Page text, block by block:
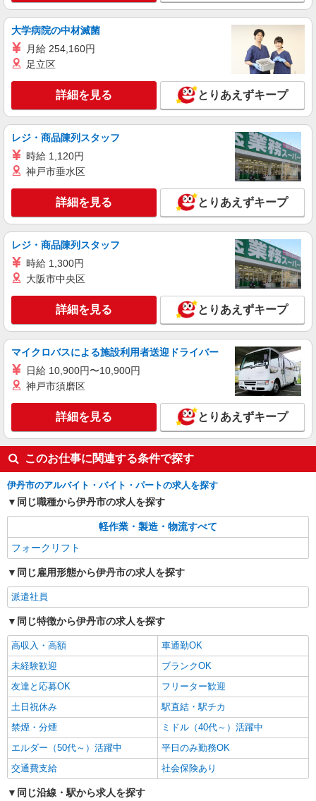
大学病院の中材滅菌
月給 254,160円
足立区
詳細を見る とりあえずキープ
レジ・商品陳列スタッフ
時給 1,120円
神戸市垂水区
詳細を見る とりあえずキープ
レジ・商品陳列スタッフ
時給 1,300円
大阪市中央区
詳細を見る とりあえずキープ
マイクロバスによる施設利用者送迎ドライバー
日給 10,900円〜10,900円
神戸市須磨区
詳細を見る とりあえずキープ
このお仕事に関連する条件で探す
伊丹市のアルバイト・バイト・パートの求人を探す
同じ職種から伊丹市の求人を探す
軽作業・製造・物流すべて
フォークリフト
同じ雇用形態から伊丹市の求人を探す
派遣社員
同じ特徴から伊丹市の求人を探す
高収入・高額
車通勤OK
未経験歓迎
ブランクOK
友達と応募OK
フリーター歓迎
土日祝休み
駅直結・駅チカ
禁煙・分煙
ミドル（40代～）活躍中
エルダー（50代～）活躍中
平日のみ勤務OK
交通費支給
社会保険あり
同じ沿線・駅から求人を探す